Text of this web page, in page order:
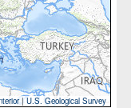
|U.S. Geological Survey